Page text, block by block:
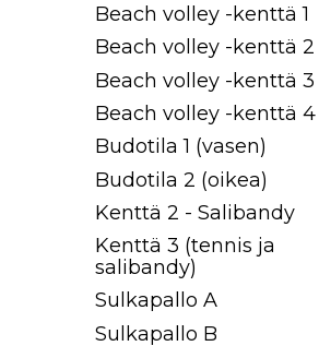
Beach volley -kenttä 1
Beach volley -kenttä 2
Beach volley -kenttä 3
Beach volley -kenttä 4
Budotila 1 (vasen)
Budotila 2 (oikea)
Kenttä 2 - Salibandy
Kenttä 3 (tennis ja
salibandy)
Sulkapallo A
Sulkapallo B